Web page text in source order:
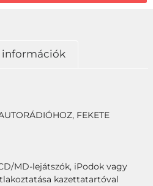
információk
FEKETE
MD-lejátszók, iPodok vagy
kazettatartóval